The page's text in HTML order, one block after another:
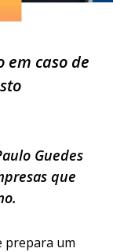
caso de
Guedes
que
prepara um